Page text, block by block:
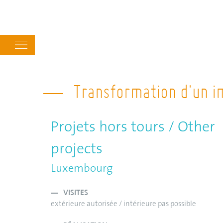
navigation
Transformation d'un
Projets hors tours / Other
projects
Luxembourg
VISITES
extérieure autorisée / intérieure pas possible